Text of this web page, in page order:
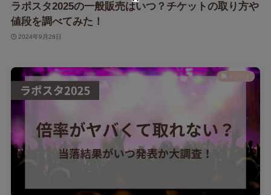
ラポスタ2025の一般販売はいつ？チケットの取り方や
値段を調べてみた！
2024年9月28日